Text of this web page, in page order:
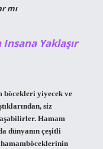
mı
Yaklaşır
böcekleri yiyecek ve
siz
Hamam
dünyanın çeşitli